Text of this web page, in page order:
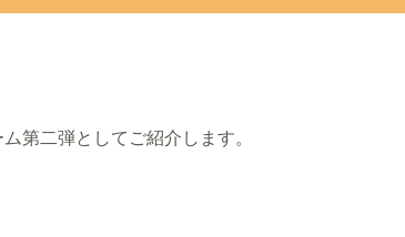
第二弾としてご紹介します。